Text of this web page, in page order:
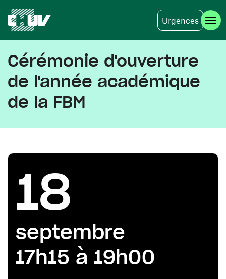
Urgences
Cérémonie d'ouverture
de l'année académique
de la FBM
18
septembre
17h15 à 19h00